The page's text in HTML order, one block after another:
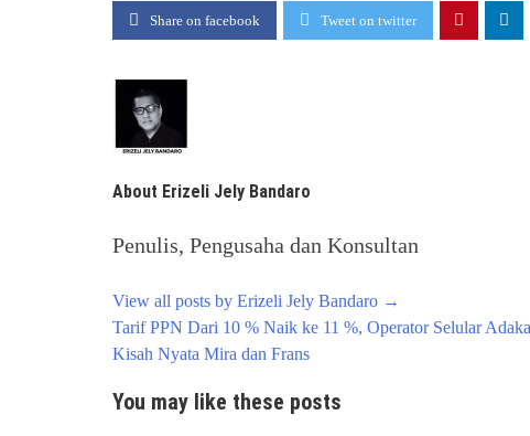
Share on facebook Tweet on twitter
About Erizeli Jely Bandaro
Penulis, Pengusaha dan Konsultan
View all posts by Erizeli Jely Bandaro →
Post
navigation
Tarif PPN Dari 10 % Naik ke 11 %, Operator Selular
Kisah Nyata Mira dan Frans
You may like these posts